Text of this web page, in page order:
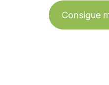
Consigue